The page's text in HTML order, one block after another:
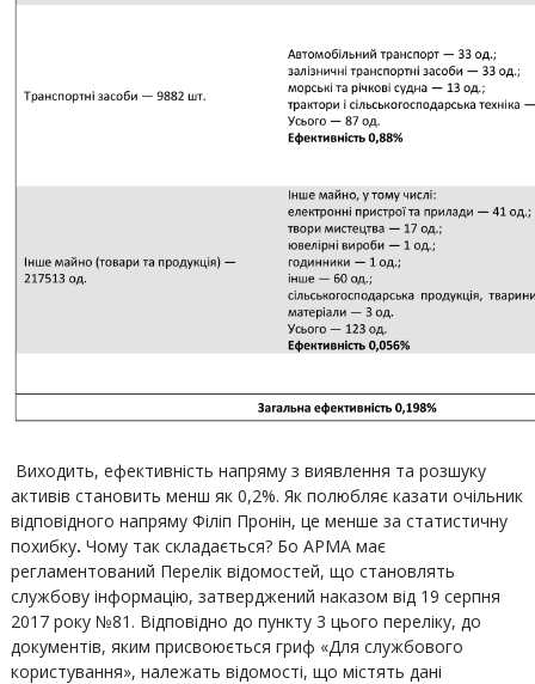
Виходить, ефективність напряму з виявлення та розшуку
активів становить менш як 0,2%. Як полюбляє казати очільник
відповідного напряму Філіп Пронін, це менше за статистичну
похибку. Чому так складається? Бо АРМА має
регламентований Перелік відомостей, що становлять
службову інформацію, затверджений наказом від 19 серпня
2017 року №81. Відповідно до пункту 3 цього переліку, до
документів, яким присвоюється гриф «Для службового
користування», належать відомості, що містять дані